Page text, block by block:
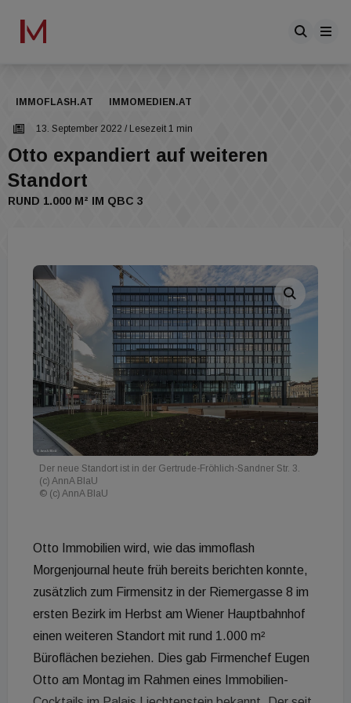
IMMOFLASH.AT IMMOMEDIEN.AT
13. September 2022 / Lesezeit 1 min
Otto expandiert auf weiteren
Standort
RUND 1.000 M² IM QBC 3
Der neue Standort ist in der Gertrude-Fröhlich-Sandner Str. 3.
(c) AnnA BlaU
© (c) AnnA BlaU
Otto Immobilien wird, wie das immoflash
Morgenjournal heute früh bereits berichten konnte,
zusätzlich zum Firmensitz in der Riemergasse 8 im
ersten Bezirk im Herbst am Wiener Hauptbahnhof
einen weiteren Standort mit rund 1.000 m²
Büroflächen beziehen. Dies gab Firmenchef Eugen
Otto am Montag im Rahmen eines Immobilien-